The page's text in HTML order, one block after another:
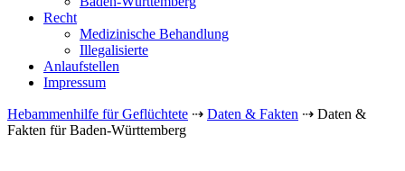
Recht
Medizinische Behandlung
Illegalisierte
Anlaufstellen
Impressum
Hebammenhilfe für Geflüchtete ⇢ Daten & Fakten ⇢ Daten &
Fakten für Baden-Württemberg